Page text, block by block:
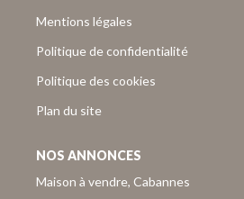
Mentions légales
Politique de confidentialité
Politique des cookies
Plan du site
NOS ANNONCES
Maison à vendre, Cabannes